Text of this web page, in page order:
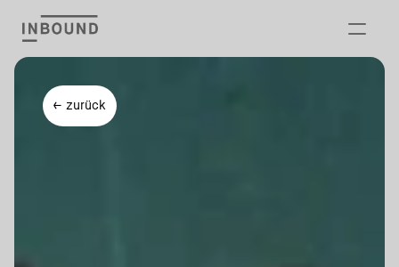
Angebot
← zurück